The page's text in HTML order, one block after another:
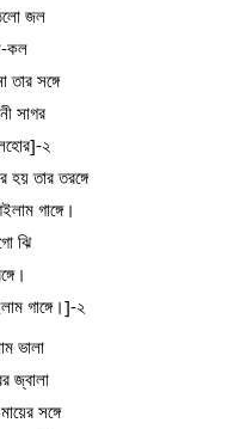
জল
কল
সঙ্গে
সাগর
২
হয় তার তরঙ্গে
গাঙ্গে।
ঝি
গাঙ্গে।]-২
ভালা
জ্বালা
সঙ্গে